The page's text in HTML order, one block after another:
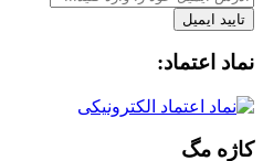
تایید ایمیل
نماد اعتماد:
کاژه مگ